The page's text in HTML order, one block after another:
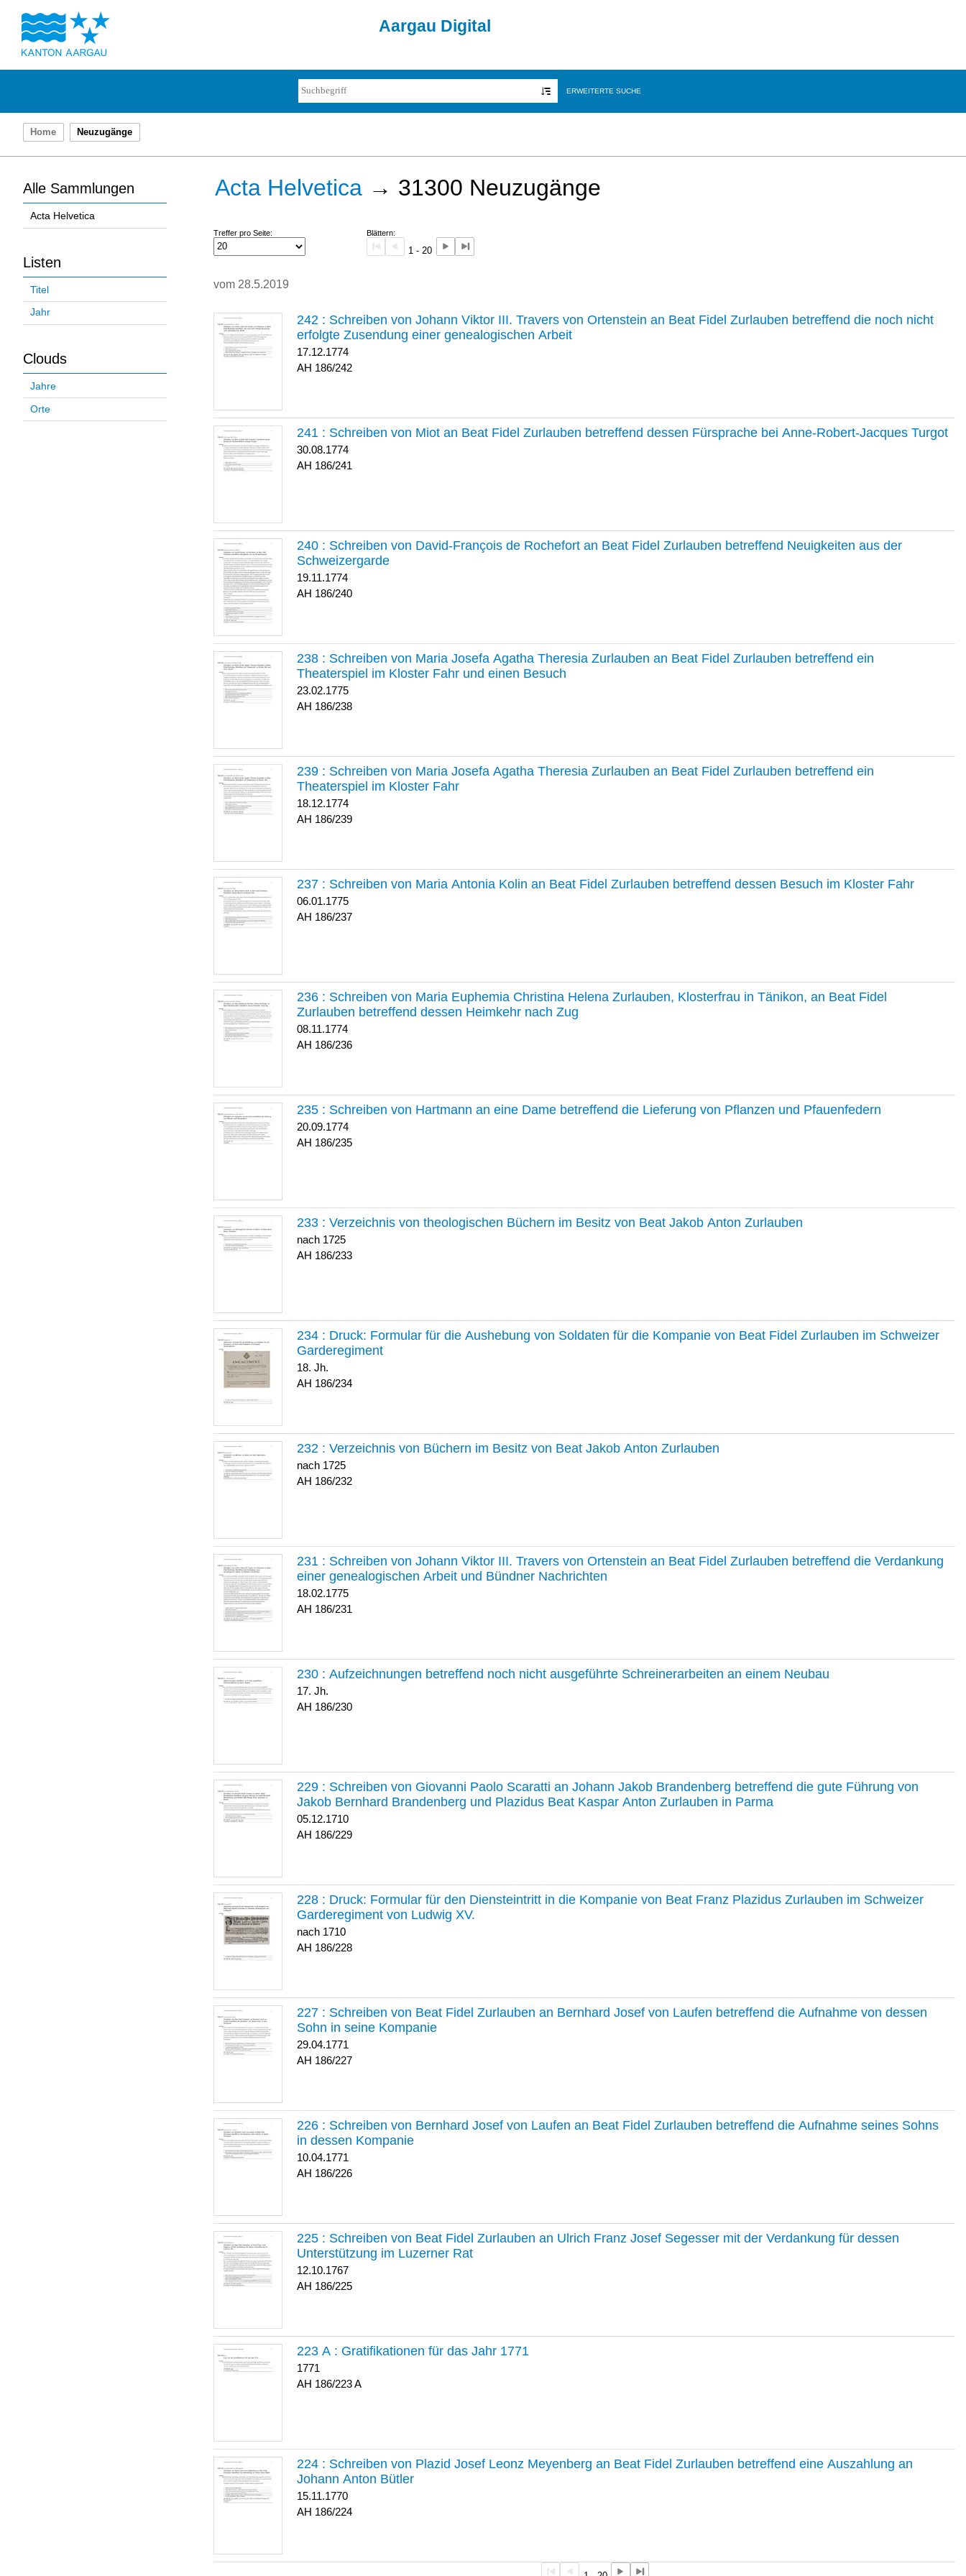
Aargau Digital
ERWEITERTE SUCHE
Home Neuzugänge
Alle Sammlungen
Acta Helvetica
Listen
Titel
Jahr
Clouds
Jahre
Orte
Acta Helvetica → 31300 Neuzugänge
Treffer pro Seite: Blättern:
1 - 20
vom 28.5.2019
242 : Schreiben von Johann Viktor III. Travers von Ortenstein an Beat Fidel Zurlauben betreffend die noch nicht
erfolgte Zusendung einer genealogischen Arbeit
17.12.1774
186/242
241 : Schreiben von Miot an Beat Fidel Zurlauben betreffend dessen Fürsprache bei Anne-Robert-Jacques Turgot
30.08.1774
186/241
240 : Schreiben von David-François de Rochefort an Beat Fidel Zurlauben betreffend Neuigkeiten aus der
Schweizergarde
19.11.1774
186/240
238 : Schreiben von Maria Josefa Agatha Theresia Zurlauben an Beat Fidel Zurlauben betreffend ein
Theaterspiel im Kloster Fahr und einen Besuch
23.02.1775
186/238
239 : Schreiben von Maria Josefa Agatha Theresia Zurlauben an Beat Fidel Zurlauben betreffend ein
Theaterspiel im Kloster Fahr
18.12.1774
186/239
237 : Schreiben von Maria Antonia Kolin an Beat Fidel Zurlauben betreffend dessen Besuch im Kloster Fahr
06.01.1775
186/237
236 : Schreiben von Maria Euphemia Christina Helena Zurlauben, Klosterfrau in Tänikon, an Beat Fidel
Zurlauben betreffend dessen Heimkehr nach Zug
08.11.1774
186/236
235 : Schreiben von Hartmann an eine Dame betreffend die Lieferung von Pflanzen und Pfauenfedern
20.09.1774
186/235
233 : Verzeichnis von theologischen Büchern im Besitz von Beat Jakob Anton Zurlauben
nach 1725
186/233
234 : Druck: Formular für die Aushebung von Soldaten für die Kompanie von Beat Fidel Zurlauben im Schweizer
Garderegiment
18. Jh.
186/234
232 : Verzeichnis von Büchern im Besitz von Beat Jakob Anton Zurlauben
nach 1725
186/232
231 : Schreiben von Johann Viktor III. Travers von Ortenstein an Beat Fidel Zurlauben betreffend die Verdankung
einer genealogischen Arbeit und Bündner Nachrichten
18.02.1775
186/231
230 : Aufzeichnungen betreffend noch nicht ausgeführte Schreinerarbeiten an einem Neubau
17. Jh.
186/230
229 : Schreiben von Giovanni Paolo Scaratti an Johann Jakob Brandenberg betreffend die gute Führung von
Jakob Bernhard Brandenberg und Plazidus Beat Kaspar Anton Zurlauben in Parma
05.12.1710
186/229
228 : Druck: Formular für den Diensteintritt in die Kompanie von Beat Franz Plazidus Zurlauben im Schweizer
Garderegiment von Ludwig XV.
nach 1710
186/228
227 : Schreiben von Beat Fidel Zurlauben an Bernhard Josef von Laufen betreffend die Aufnahme von dessen
Sohn in seine Kompanie
29.04.1771
186/227
226 : Schreiben von Bernhard Josef von Laufen an Beat Fidel Zurlauben betreffend die Aufnahme seines Sohns
in dessen Kompanie
10.04.1771
186/226
225 : Schreiben von Beat Fidel Zurlauben an Ulrich Franz Josef Segesser mit der Verdankung für dessen
Unterstützung im Luzerner Rat
12.10.1767
186/225
223 A : Gratifikationen für das Jahr 1771
1771
186/223 A
224 : Schreiben von Plazid Josef Leonz Meyenberg an Beat Fidel Zurlauben betreffend eine Auszahlung an
Johann Anton Bütler
15.11.1770
186/224